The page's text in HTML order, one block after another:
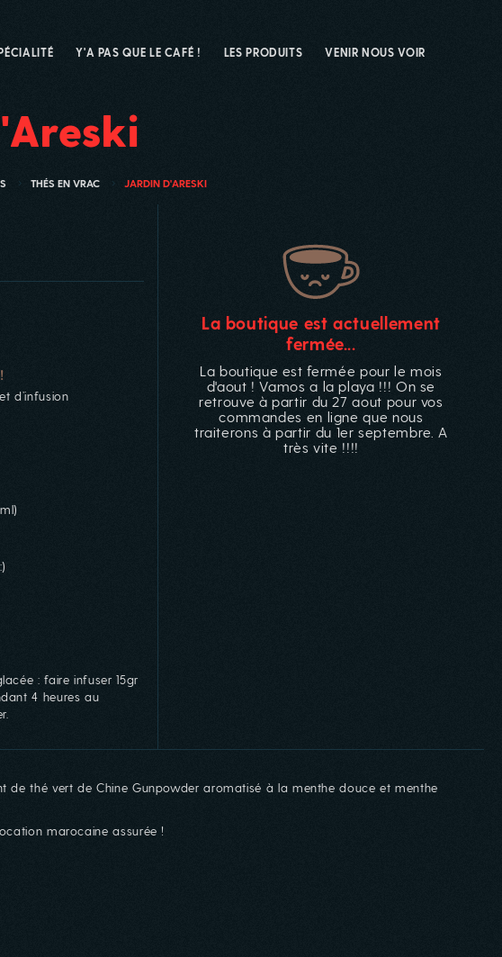
Y'A PAS QUE LE CAFÉ ! LES PRODUITS VENIR NOUS VOIR
THÉS EN VRAC JARDIN D'ARESKI
d’infusion
: faire infuser 15gr
4 heures au
La boutique est actuellement
fermée...
La boutique est fermée pour le mois
d'aout ! Vamos a la playa !!! On se
retrouve à partir du 27 aout pour vos
commandes en ligne que nous
traiterons à partir du 1er septembre. A
très vite !!!!
de thé vert de Chine Gunpowder aromatisé à la menthe douce et menthe
marocaine assurée !